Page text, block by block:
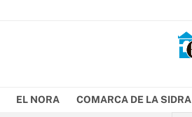
EL NORA COMARCA DE LA SIDRA